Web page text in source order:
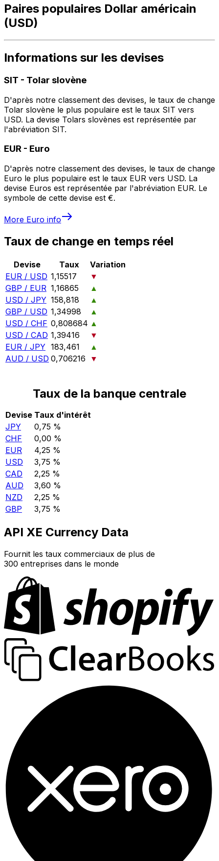
Paires populaires Dollar américain
(USD)
Informations sur les devises
SIT - Tolar slovène
D'après notre classement des devises, le taux de change
Tolar slovène le plus populaire est le taux SIT vers
USD. La devise Tolars slovènes est représentée par
l'abréviation SIT.
EUR - Euro
D'après notre classement des devises, le taux de change
Euro le plus populaire est le taux EUR vers USD. La
devise Euros est représentée par l'abréviation EUR. Le
symbole de cette devise est €.
More Euro info
Taux de change en temps réel
Devise Taux
Variation
EUR / USD 1,15517
▼
GBP / EUR 1,16865
▲
USD / JPY 158,818
▲
GBP / USD 1,34998
▲
USD / CHF 0,808684 ▲
USD / CAD 1,39416
▼
EUR / JPY 183,461
▲
AUD / USD 0,706216 ▼
Taux de la banque centrale
Devise Taux d'intérêt
JPY
0,75 %
CHF
0,00 %
EUR
4,25 %
USD
3,75 %
CAD
2,25 %
AUD
3,60 %
NZD
2,25 %
GBP
3,75 %
API XE Currency Data
Fournit les taux commerciaux de plus de
300 entreprises dans le monde